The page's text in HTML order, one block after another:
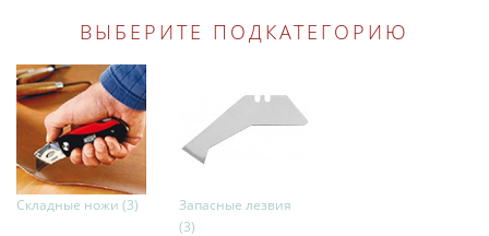
ВЫБЕРИТЕ ПОДКАТЕГОРИЮ
Складные ножи (3)
Запасные лезвия
(3)